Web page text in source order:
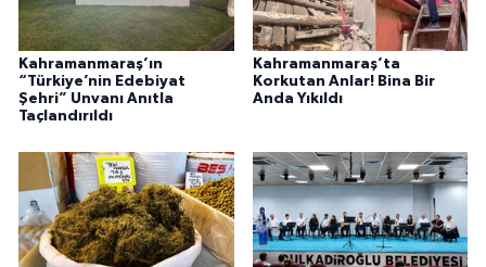
Kahramanmaraş’ın
“Türkiye’nin Edebiyat
Şehri” Unvanı Anıtla
Taçlandırıldı
Kahramanmaraş’ta
Korkutan Anlar! Bina Bir
Anda Yıkıldı